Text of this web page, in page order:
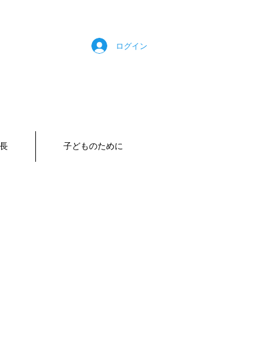
ログイン
子どものために